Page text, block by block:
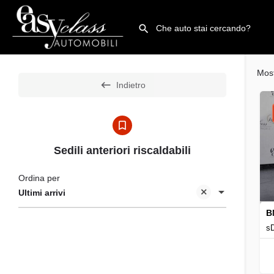
Indietro
Sedili anteriori riscaldabili
Ultimi arrivi
Ordina per